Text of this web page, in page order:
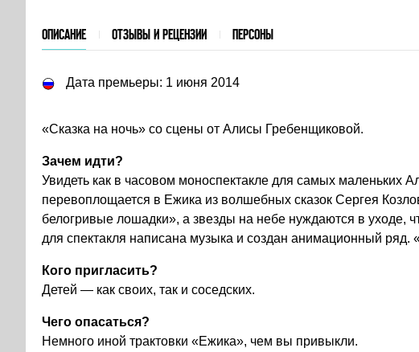
ОПИСАНИЕ ОТЗЫВЫ И РЕЦЕНЗИИ ПЕРСОНЫ
Дата премьеры: 1 июня 2014
«Сказка на ночь» со сцены от Алисы Гребенщиковой.
Зачем идти?
Увидеть как в часовом моноспектакле для самых маленьких
перевоплощается в Ежика из волшебных сказок Сергея
белогривые лошадки», а звезды на небе нуждаются в уходе,
для спектакля написана музыка и создан анимационный ряд.
Кого пригласить?
Детей — как своих, так и соседских.
Чего опасаться?
Немного иной трактовки «Ежика», чем вы привыкли.